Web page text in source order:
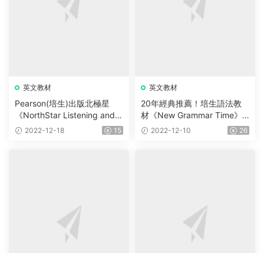
英文教材
Pearson(培生)出版北極星
《NorthStar Listening and S
peaking》全5冊 聽、說、
2022-12-18 15
英文教材
20年經典推薦！培生語法教
材《New Grammar Time》
學生用書+音頻+互動學習軟
2022-12-10 26